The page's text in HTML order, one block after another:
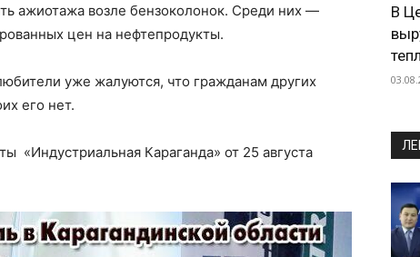
ажиотажа возле бензоколонок. Среди них —
цен на нефтепродукты.
уже жалуются, что гражданам других
его нет.
«Индустриальная Караганда» от 25 августа
В